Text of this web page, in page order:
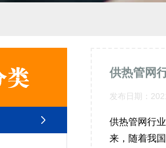
发布日期：
供热管网行
来，随着我